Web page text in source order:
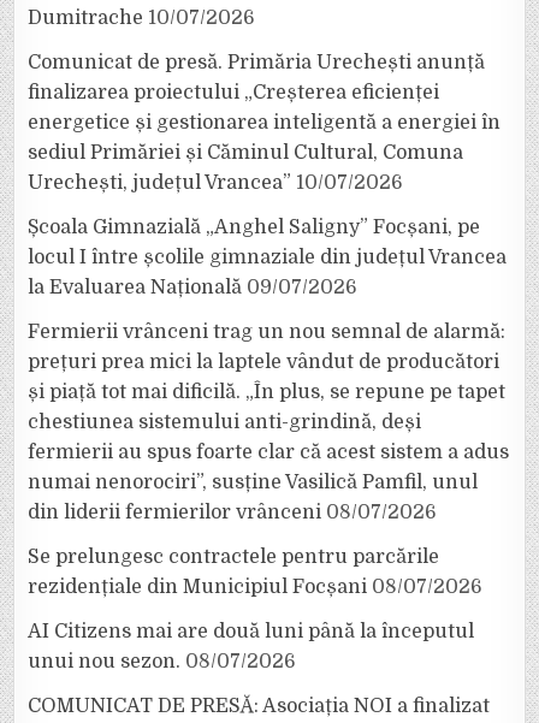
Dumitrache 10/07/2026
Comunicat de presă. Primăria Urechești anunță
finalizarea proiectului „Creșterea eficienței
energetice și gestionarea inteligentă a energiei în
sediul Primăriei și Căminul Cultural, Comuna
Urechești, județul Vrancea” 10/07/2026
Școala Gimnazială „Anghel Saligny” Focșani, pe
locul I între școlile gimnaziale din județul Vrancea
la Evaluarea Națională 09/07/2026
Fermierii vrânceni trag un nou semnal de alarmă:
prețuri prea mici la laptele vândut de producători
și piață tot mai dificilă. „În plus, se repune pe tapet
chestiunea sistemului anti-grindină, deși
fermierii au spus foarte clar că acest sistem a adus
numai nenorociri”, susține Vasilică Pamfil, unul
din liderii fermierilor vrânceni 08/07/2026
Se prelungesc contractele pentru parcările
rezidențiale din Municipiul Focșani 08/07/2026
AI Citizens mai are două luni până la începutul
unui nou sezon. 08/07/2026
COMUNICAT DE PRESĂ: Asociația NOI a finalizat